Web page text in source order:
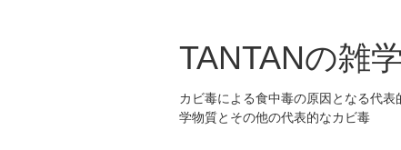
TANTANの雑
カビ毒による食中毒の原因となる代
学物質とその他の代表的なカビ毒